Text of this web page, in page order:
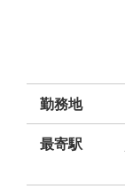
勤務地
最寄駅